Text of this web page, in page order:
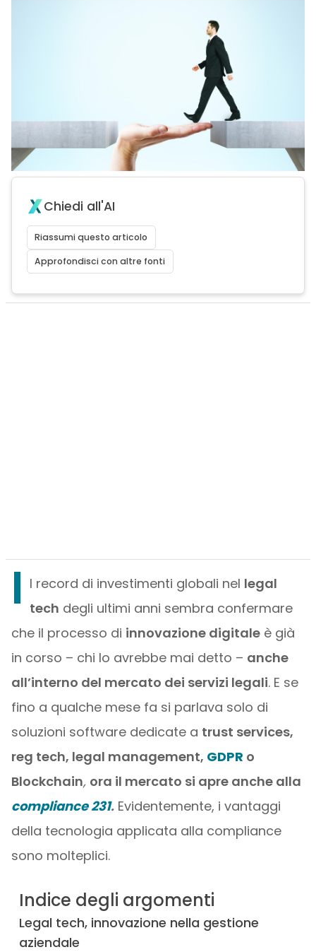
Chiedi all'AI
Riassumi questo articolo
Approfondisci con altre fonti
I l record di investimenti globali nel legal
tech degli ultimi anni sembra confermare
che il processo di innovazione digitaleè già
in corso – chi lo avrebbe mai detto – anche
all’interno del mercato dei servizi legali. E se
fino a qualche mese fa si parlava solo di
soluzioni software dedicate a trust services,
reg tech, legal management, GDPR o
Blockchain, ora il mercato si apre anche alla
compliance 231.Evidentemente, i vantaggi
della tecnologia applicata alla compliance
sono molteplici.
Indice degli argomenti
Legal tech, innovazione nella gestione
aziendale